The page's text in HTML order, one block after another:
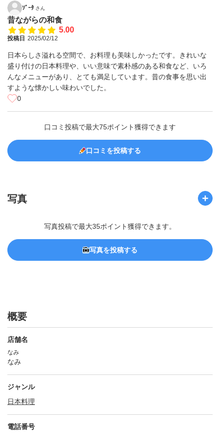
ｿﾞｰﾀ さん
昔ながらの和食
5.00
投稿日 2025/02/12
日本らしさ溢れる空間で、お料理も美味しかったです。きれいな
盛り付けの日本料理や、いい意味で素朴感のある和食など、いろ
んなメニューがあり、とても満足しています。昔の食事を思い出
すような懐かしい味わいでした。
0
口コミ投稿で最大75ポイント獲得できます
口コミを投稿する
写真
写真投稿で最大35ポイント獲得できます。
写真を投稿する
概要
店舗名
なみ
なみ
ジャンル
日本料理
電話番号